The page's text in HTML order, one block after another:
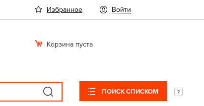
Избранное Войти
Корзина пуста
ПОИСК СПИСКОМ